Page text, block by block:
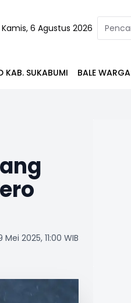
Kamis, 6 Agustus 2026
KAB. SUKABUMI BALE WARGA
2025, 11:00 WIB